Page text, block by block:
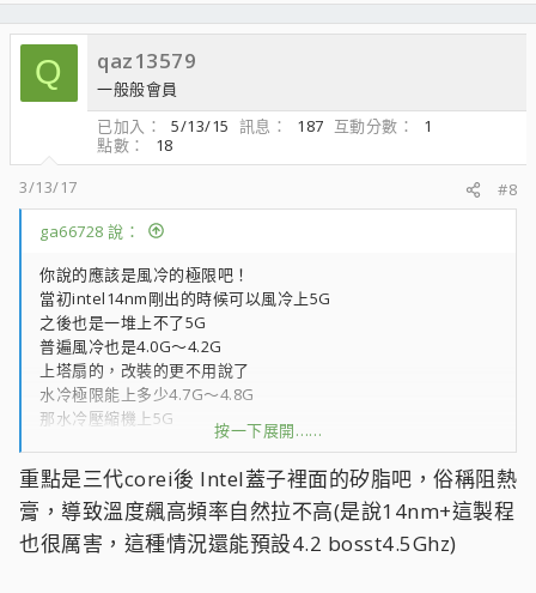
Q qaz13579
一般般會員
已加入
5/13/15 訊息 187 互動分數
1
點數
18
3/13/17
#8
ga66728 說：
你說的應該是風冷的極限吧！
當初intel14nm剛出的時候可以風冷上5G
之後也是一堆上不了5G
普遍風冷也是4.0G～4.2G
上塔扇的，改裝的更不用說了
水冷極限能上多少4.7G～4.8G
那水冷壓縮機上5G
結果逼出的效能遠遠大不如增加多幾個核心
如果是追單核心效能
那才有意義許多
上的了，上不了
引響最大的就是核心溫度
按一下展開……
重點是三代corei後 Intel蓋子裡面的矽脂吧，俗稱阻熱
膏，導致溫度飆高頻率自然拉不高(是說14nm+這製程
也很厲害，這種情況還能預設4.2 bosst4.5Ghz)